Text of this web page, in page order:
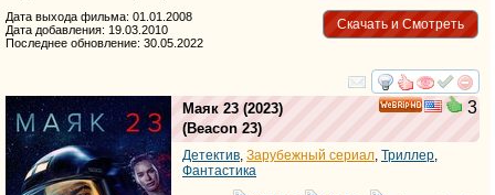
Скачать и Смотреть
Дата выхода фильма: 01.01.2008
Дата добавления: 19.03.2010
Последнее обновление: 30.05.2022
смотреть
3
Маяк 23 (2023)
(Beacon 23)
Детектив, Зарубежный сериал, Триллер,
Фантастика